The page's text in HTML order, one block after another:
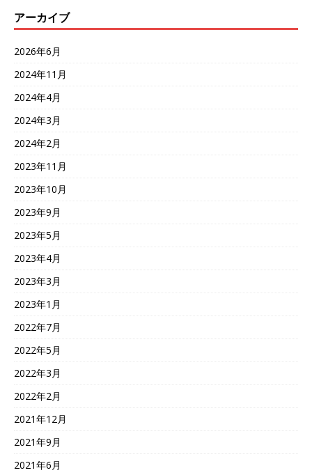
アーカイブ
2026年6月
2024年11月
2024年4月
2024年3月
2024年2月
2023年11月
2023年10月
2023年9月
2023年5月
2023年4月
2023年3月
2023年1月
2022年7月
2022年5月
2022年3月
2022年2月
2021年12月
2021年9月
2021年6月